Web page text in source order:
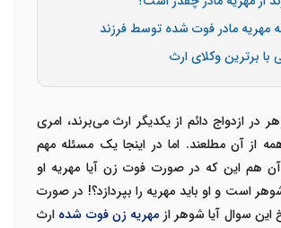
مهریه مادر فوت شده توسط فرزند
برترین وکلای ارث
در ازدواج دائم از یکدیگر ارث می‌برند، امری
از آن مطلعند. اما در اینجا یک مسئله مهم
هم این که در صورت فوت زن آیا مهریه او
است و او باید مهریه را بپردازد؟! در صورت
سوال آیا شوهر از مهریه زن فوت شده ارث